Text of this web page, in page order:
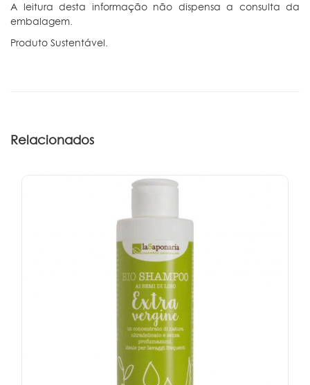
A leitura desta informação não dispensa a consulta da
embalagem.
Produto Sustentável.
Relacionados